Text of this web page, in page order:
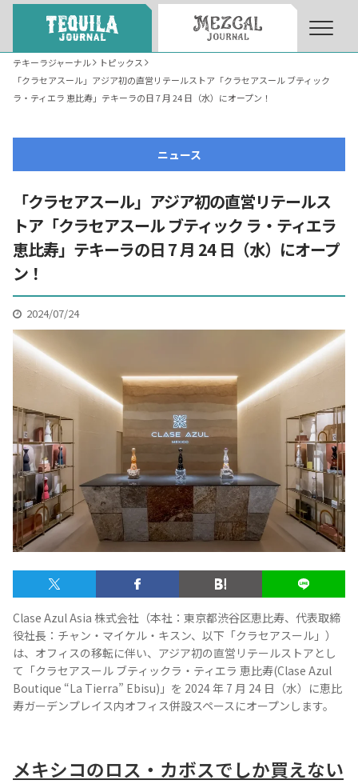
About About Tequila Journal
テキーラとは
テキーラのつくり方 How to Make Tequila
テキーラマーケット
テキーラの飲み方
テキーラマップ Tequila Map
メキシコ料理 Cuisines of Mexico
メキシコ旅行 Travel of Mexico
メキシコの記念日 Events of Mexico
トピックス一覧
Topics List
イベント一覧
Events List
お問合せ
Contact
テキーラ・メスカルが飲める
バー＆レストラン
Bar & Restaurant
テキーラジャーナル
トピックス
「クラセアスール」アジア初の直営リテールストア「クラセアスール ブティック
ラ・ティエラ 恵比寿」テキーラの日 7 月 24 日（水）にオープン！
ニュース
「クラセアスール」アジア初の直営リテールス
トア「クラセアスール ブティック ラ・ティエラ
恵比寿」テキーラの日 7 月 24 日（水）にオープ
ン！
2024/07/24
Clase Azul Asia 株式会社（本社：東京都渋谷区恵比寿、代表取締
役社長：チャン・マイケル・キスン、以下「クラセアスール」）
は、オフィスの移転に伴い、アジア初の直営リテールストアとし
て「クラセアスール ブティックラ・ティエラ 恵比寿(Clase Azul
Boutique “La Tierra” Ebisu)」を 2024 年 7 月 24 日（水）に恵比
寿ガーデンプレイス内オフィス併設スペースにオープンします。
メキシコのロス・カボスでしか買えない